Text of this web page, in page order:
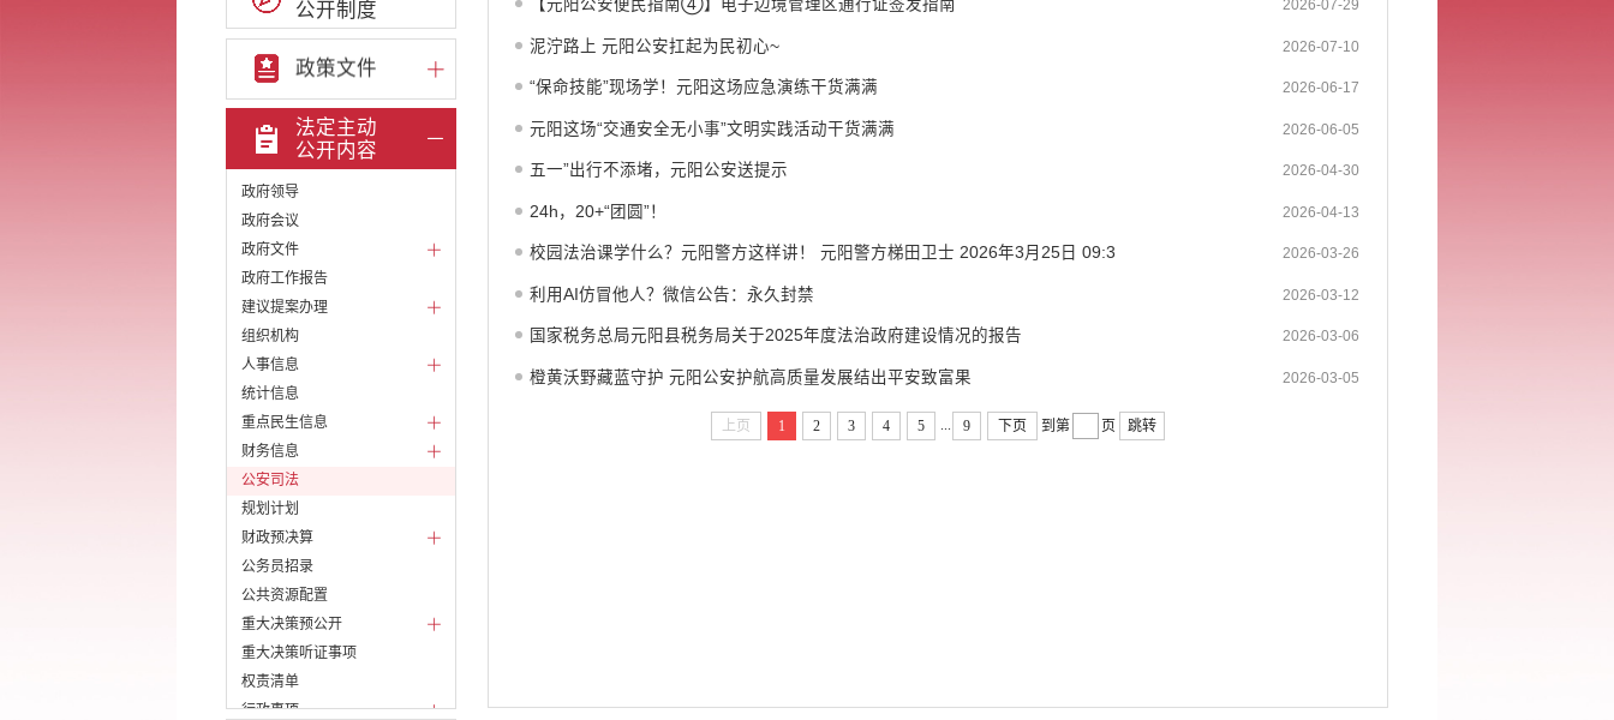
公开制度
政策文件
法定主动
公开内容
政府领导
政府会议
政府文件
政府工作报告
建议提案办理
组织机构
人事信息
统计信息
重点民生信息
财务信息
公安司法
规划计划
财政预决算
公务员招录
公共资源配置
重大决策预公开
重大决策听证事项
权责清单
行政事项
【元阳公安便民指南④】电子边境管理区通行证签发指南 2026-07-29
泥泞路上 元阳公安扛起为民初心~ 2026-07-10
“保命技能”现场学！元阳这场应急演练干货满满 2026-06-17
元阳这场“交通安全无小事”文明实践活动干货满满 2026-06-05
五一”出行不添堵，元阳公安送提示 2026-04-30
24h，20+“团圆”！ 2026-04-13
校园法治课学什么？元阳警方这样讲！ 元阳警方梯田卫士 2026年3月25日 09:3 2026-03-26
利用AI仿冒他人？微信公告：永久封禁 2026-03-12
国家税务总局元阳县税务局关于2025年度法治政府建设情况的报告 2026-03-06
橙黄沃野藏蓝守护 元阳公安护航高质量发展结出平安致富果 2026-03-05
上页 1 2 3 4 5 9 下页 到第 页 跳转